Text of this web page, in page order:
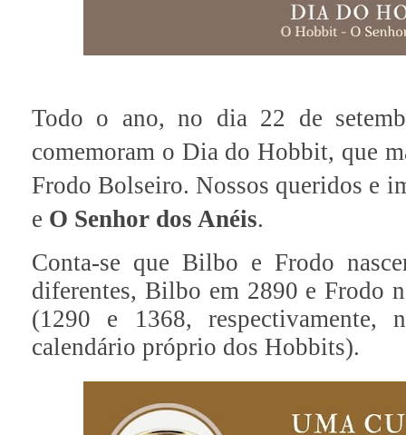
Todo o ano, no dia 22 de
comemoram o Dia do Hobbit, que
Frodo Bolseiro. Nossos queridos e
e O Senhor dos Anéis.
Conta-se que Bilbo e Frodo
diferentes, Bilbo em 2890 e Frodo
(1290 e 1368, respectivamente,
calendário próprio dos Hobbits).